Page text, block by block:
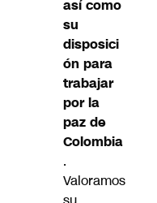
así como
su
disposici
ón para
trabajar
por la
paz de
Colombia
.
Valoramos